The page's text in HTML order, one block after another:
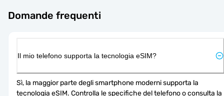
Domande frequenti
Il mio telefono supporta la tecnologia eSIM?
Sì, la maggior parte degli smartphone moderni supporta la
tecnologia eSIM. Controlla le specifiche del telefono o consulta la